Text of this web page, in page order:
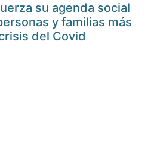
su agenda social
y familias más
del Covid